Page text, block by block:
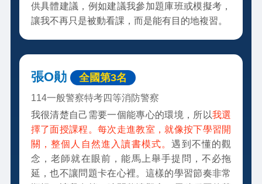
供具體建議，例如建議我參加題庫班或模擬考，
讓我不再只是被動看課，而是能有目的地複習。
張O勛 全國第3名
114一般警察特考四等消防警察
我很清楚自己需要一個能專心的環境，所以我選
擇了面授課程。每次走進教室，就像按下學習開
關，整個人自然進入讀書模式。遇到不懂的觀
念，老師就在眼前，能馬上舉手提問，不必拖
延，也不讓問題卡在心裡。這樣的學習節奏非常